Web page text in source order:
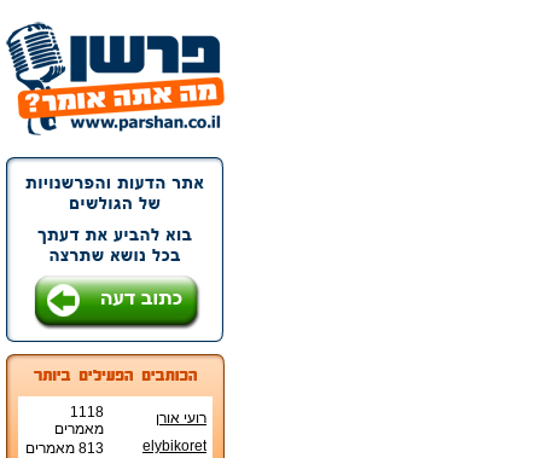
רועי אורן
1118
מאמרים
elybikoret
813 מאמרים